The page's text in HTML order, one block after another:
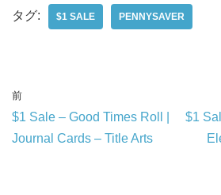
タグ: $1 SALE PENNYSAVER
前
$1 Sale – Good Times Roll |
Journal Cards – Title Arts
$1